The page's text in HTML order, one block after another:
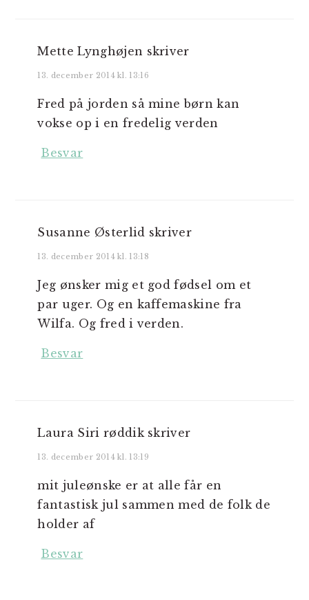
Mette Lynghøjen skriver
13. december 2014 kl. 13:16
Fred på jorden så mine børn kan
vokse op i en fredelig verden
Besvar
Susanne Østerlid skriver
13. december 2014 kl. 13:18
Jeg ønsker mig et god fødsel om et
par uger. Og en kaffemaskine fra
Wilfa. Og fred i verden.
Besvar
Laura Siri røddik skriver
13. december 2014 kl. 13:19
mit juleønske er at alle får en
fantastisk jul sammen med de folk de
holder af
Besvar